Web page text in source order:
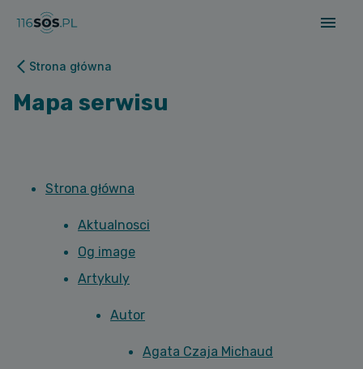
Strona główna
Mapa serwisu
Strona główna
Aktualnosci
Og image
Artykuly
Autor
Agata Czaja Michaud